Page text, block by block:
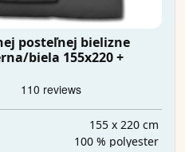
posteľnej bielizne
biela 155x220 +
155 x 220 cm
100 % polyester